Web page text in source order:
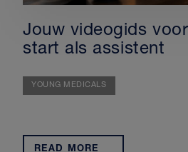
Jouw videogids
start als assistent
YOUNG MEDICALS
READ MORE